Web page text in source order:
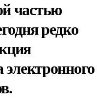
частью
редко
электронного